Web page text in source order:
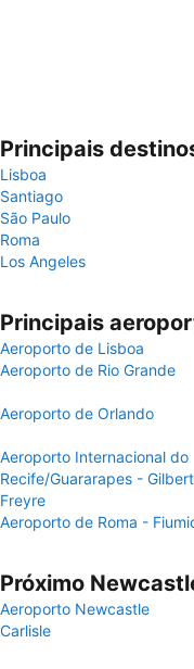
Principais
Lisboa
Santiago
São Paulo
Roma
Los Angeles
Principais
Aeroporto de Lisboa
Aeroporto de Rio Grande
Aeroporto de Orlando
Aeroporto Internacional do
Recife/Guararapes -
Freyre
Aeroporto de Roma -
Próximo
Aeroporto Newcastle
Carlisle